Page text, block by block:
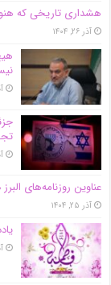
هشداری تاریخی که
آذر ۲۶, ۱۴۰۴
عناوین روزنامه‌های البرز در ‌18 آذرماه/صدرنشینی در ارائه خدمات
آذر ۲۵, ۱۴۰۴